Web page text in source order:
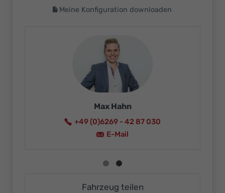
Meine Konfiguration downloaden
Ikaro Neureuther
+49 (0)6269 - 4287015
E-Mail
Fahrzeug teilen